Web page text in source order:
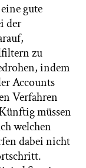
gute
der
zu
indem
Accounts
Verfahren
müssen
welchen
dabei nicht